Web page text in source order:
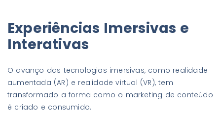
Experiências Imersivas e
Interativas
O avanço das tecnologias imersivas, como realidade
aumentada (AR) e realidade virtual (VR), tem
transformado a forma como o marketing de conteúdo
é criado e consumido.